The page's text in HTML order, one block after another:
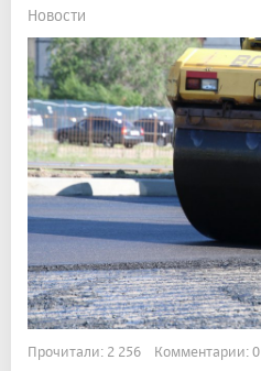
Новости
Прочитали: 2 256 Комментарии: 0